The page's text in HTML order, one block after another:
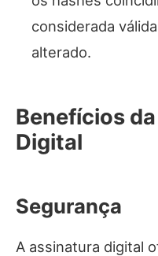
considerada
alterado.
Benefícios
Digital
Segurança
A assinatura digital